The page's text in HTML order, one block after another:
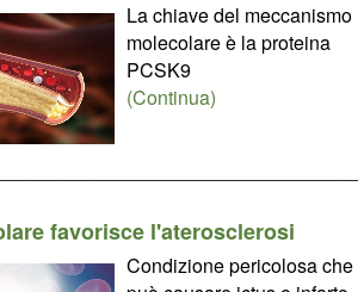
La chiave del meccanismo
molecolare è la proteina
PCSK9
(Continua)
favorisce l'aterosclerosi
Condizione pericolosa che